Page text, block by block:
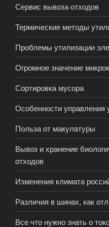
Сервис вывоза отходов
Термические методы
Проблемы утилизации
Огромное значение
Сортировка мусора
Особенности управления
Польза от макулатуры
Вывоз и хранение
отходов
Изменения климата
Различия в шинах, как
Все что нужно знать о